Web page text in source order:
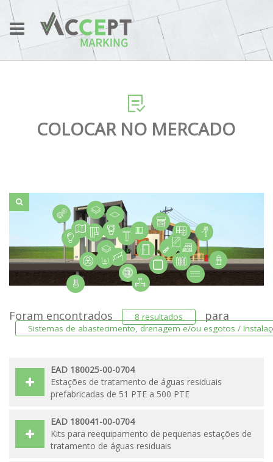
COLOCAR NO MERCADO
Foram encontrados 8 resultados para
Sistemas de abastecimento, drenagem e/ou esgotos /
EAD 180025-00-0704
Estações de tratamento de águas residuais
prefabricadas de 51 PTE a 500 PTE
EAD 180041-00-0704
Kits para reequipamento de pequenas estações de
tratamento de águas residuais